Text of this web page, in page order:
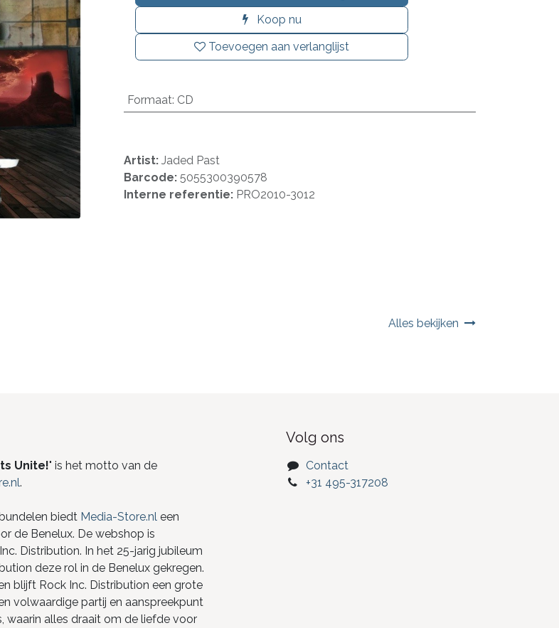
Koop nu
Toevoegen aan verlanglijst
Formaat: CD
Artist: Jaded Past
Barcode: 5055300390578
Interne referentie: PRO2010-3012
Alles bekijken
Unite!" is het motto van de
.
biedt Media-Store.nleen
de Benelux. De webshop is
Distribution. In het 25-jarig jubileum
deze rol in de Benelux gekregen.
blijft Rock Inc. Distribution een grote
volwaardige partij en aanspreekpunt
waarin alles draait om de liefde voor
Volg ons
Contact
+31 495-317208